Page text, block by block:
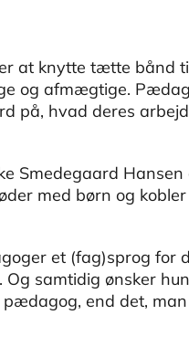
at knytte tætte bånd
og afmægtige.
på, hvad deres
Smedegaard
med børn og
et (fag)sprog for
samtidig ønsker
end det,